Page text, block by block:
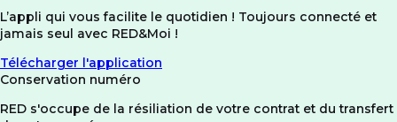
L’appli qui vous facilite le quotidien ! Toujours connecté et
jamais seul avec RED&Moi !
Télécharger l'application
Conservation numéro
RED s'occupe de la résiliation de votre contrat et du transfert